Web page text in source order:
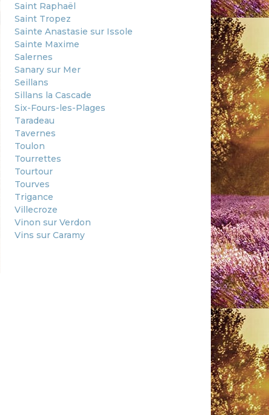
Saint Raphaël
Saint Tropez
Sainte Anastasie sur Issole
Sainte Maxime
Salernes
Sanary sur Mer
Seillans
Sillans la Cascade
Six-Fours-les-Plages
Taradeau
Tavernes
Toulon
Tourrettes
Tourtour
Tourves
Trigance
Villecroze
Vinon sur Verdon
Vins sur Caramy